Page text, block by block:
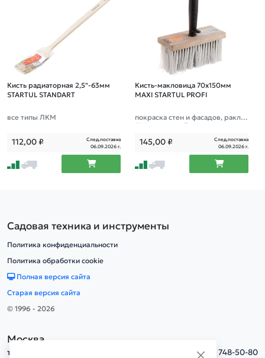
Кисть радиаторная 2,5"-63мм
STARTUL STANDART
все типы ЛКМ
112,00₽
След.поставка
06.09.2026 г.
Кисть-макловица 70х150мм
MAXI STARTUL PROFI
покраска стен и фасадов, ракля,
ЛКМ на водной основе и водоэм
145,00₽
След.поставка
06.09.2026 г.
Садовая техника и инструменты
Политика конфиденциальности
Политика обработки cookie
Полная версия сайта
Старая версия сайта
© 1996 - 2026
Москва
тел. +7(495) 748-50-80